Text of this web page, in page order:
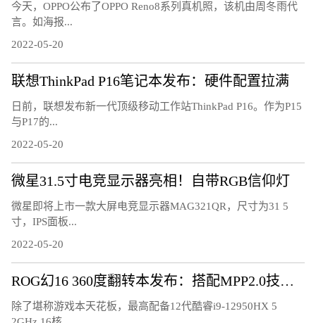
今天，OPPO公布了OPPO Reno8系列真机照，该机由周冬雨代
言。如海报...
2022-05-20
联想ThinkPad P16笔记本发布：硬件配置拉满
日前，联想发布新一代顶级移动工作站ThinkPad P16。作为P15
与P17的...
2022-05-20
微星31.5寸电竞显示器亮相！自带RGB信仰灯
微星即将上市一款大屏电竞显示器MAG321QR，尺寸为31 5
寸，IPS面板...
2022-05-20
ROG幻16 360度翻转本发布：搭配MPP2.0技术触控笔
除了堪称游戏本天花板，最高配备12代酷睿i9-12950HX 5